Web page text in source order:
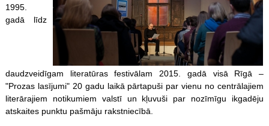
1995.
gadā līdz
daudzveidīgam literatūras festivālam 2015. gadā visā Rīgā –
"Prozas lasījumi" 20 gadu laikā pārtapuši par vienu no centrālajiem
literārajiem notikumiem valstī un kļuvuši par nozīmīgu ikgadēju
atskaites punktu pašmāju rakstniecībā.